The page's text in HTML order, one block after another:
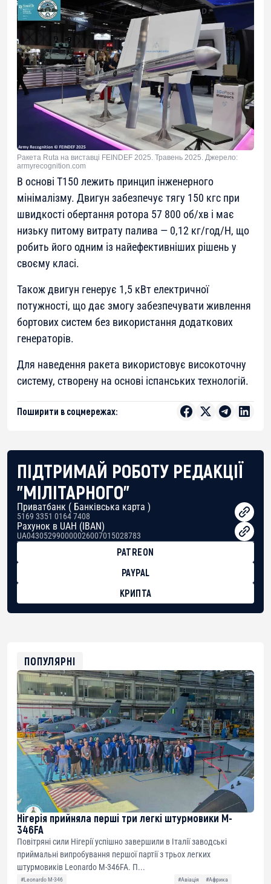
Ракета Ruta на виставці FEINDEF 2025. Травень 2025. Джерело:
armyrecognition.com
В основі T150 лежить принцип інженерного
мінімалізму. Двигун забезпечує тягу 150 кгс при
швидкості обертання ротора 57 800 об/хв і має
низьку питому витрату палива — 0,12 кг/год/Н, що
робить його одним із найефективніших рішень у
своєму класі.
Також двигун генерує 1,5 кВт електричної
потужності, що дає змогу забезпечувати живлення
бортових систем без використання додаткових
генераторів.
Для наведення ракета використовує високоточну
систему, створену на основі іспанських технологій.
Поширити в соцмережах:
ПІДТРИМАЙ РОБОТУ РЕДАКЦІЇ
"МІЛІТАРНОГО"
Приватбанк ( Банківська карта )
5169 3351 0164 7408
Рахунок в UAH (IBAN)
UA043052990000026007015028783
PATREON
PAYPAL
КРИПТА
0xfD02863D3289416fcF50975c9DFda13623f97758
ПОПУЛЯРНІ
Нігерія прийняла перші три легкі штурмовики M-
346FA
Повітряні сили Нігерії успішно завершили в Італії заводські
приймальні випробування першої партії з трьох легких
штурмовиків Leonardo M-346FA. П...
#Leonardo M-346 #Авіація #Африка